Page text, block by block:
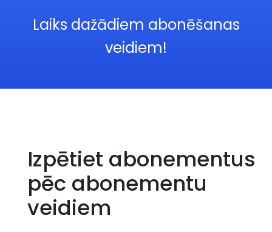
Laiks dažādiem abonēšanas
veidiem!
Izpētiet abonementus
pēc abonementu
veidiem